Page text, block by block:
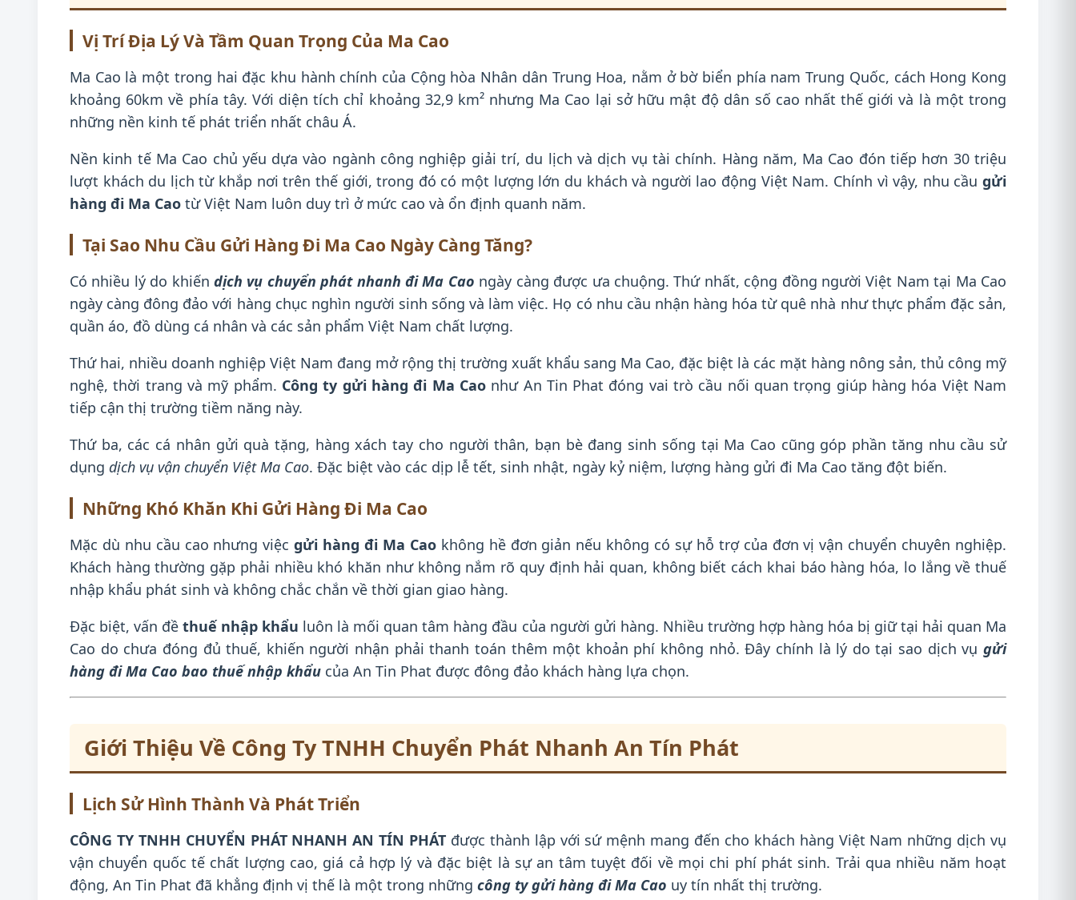
Vị Trí Địa Lý Và Tầm Quan Trọng Của Ma Cao
Ma Cao là một trong hai đặc khu hành chính của Cộng hòa Nhân dân Trung Hoa, nằm ở bờ biển phía nam Trung Quốc, cách Hong Kong
khoảng 60km về phía tây. Với diện tích chỉ khoảng 32,9 km² nhưng Ma Cao lại sở hữu mật độ dân số cao nhất thế giới và là một trong
những nền kinh tế phát triển nhất châu Á.
Nền kinh tế Ma Cao chủ yếu dựa vào ngành công nghiệp giải trí, du lịch và dịch vụ tài chính. Hàng năm, Ma Cao đón tiếp hơn 30 triệu
lượt khách du lịch từ khắp nơi trên thế giới, trong đó có một lượng lớn du khách và người lao động Việt Nam. Chính vì vậy, nhu cầu gửi
hàng đi Ma Cao từ Việt Nam luôn duy trì ở mức cao và ổn định quanh năm.
Tại Sao Nhu Cầu Gửi Hàng Đi Ma Cao Ngày Càng Tăng?
Có nhiều lý do khiếndịch vụ chuyển phát nhanh đi Ma Cao ngày càng được ưa chuộng. Thứ nhất, cộng đồng người Việt Nam tại Ma Cao
ngày càng đông đảo với hàng chục nghìn người sinh sống và làm việc. Họ có nhu cầu nhận hàng hóa từ quê nhà như thực phẩm đặc sản,
quần áo, đồ dùng cá nhân và các sản phẩm Việt Nam chất lượng.
Thứ hai, nhiều doanh nghiệp Việt Nam đang mở rộng thị trường xuất khẩu sang Ma Cao, đặc biệt là các mặt hàng nông sản, thủ công mỹ
nghệ, thời trang và mỹ phẩm. Công ty gửi hàng đi Ma Caonhư An Tin Phat đóng vai trò cầu nối quan trọng giúp hàng hóa Việt Nam
tiếp cận thị trường tiềm năng này.
Thứ ba, các cá nhân gửi quà tặng, hàng xách tay cho người thân, bạn bè đang sinh sống tại Ma Cao cũng góp phần tăng nhu cầu sử
dụng dịch vụ vận chuyển Việt Ma Cao. Đặc biệt vào các dịp lễ tết, sinh nhật, ngày kỷ niệm, lượng hàng gửi đi Ma Cao tăng đột biến.
Những Khó Khăn Khi Gửi Hàng Đi Ma Cao
Mặc dù nhu cầu cao nhưng việcgửi hàng đi Ma Caokhông hề đơn giản nếu không có sự hỗ trợ của đơn vị vận chuyển chuyên nghiệp.
Khách hàng thường gặp phải nhiều khó khăn như không nắm rõ quy định hải quan, không biết cách khai báo hàng hóa, lo lắng về thuế
nhập khẩu phát sinh và không chắc chắn về thời gian giao hàng.
Đặc biệt, vấn đềthuế nhập khẩu luôn là mối quan tâm hàng đầu của người gửi hàng. Nhiều trường hợp hàng hóa bị giữ tại hải quan Ma
Cao do chưa đóng đủ thuế, khiến người nhận phải thanh toán thêm một khoản phí không nhỏ. Đây chính là lý do tại sao dịch vụ gửi
hàng đi Ma Cao bao thuế nhập khẩu của An Tin Phat được đông đảo khách hàng lựa chọn.
Giới Thiệu Về Công Ty TNHH Chuyển Phát Nhanh An Tín Phát
Lịch Sử Hình Thành Và Phát Triển
CÔNG TY TNHH CHUYỂN PHÁT NHANH AN TÍN PHÁT được thành lập với sứ mệnh mang đến cho khách hàng Việt Nam những dịch vụ
vận chuyển quốc tế chất lượng cao, giá cả hợp lý và đặc biệt là sự an tâm tuyệt đối về mọi chi phí phát sinh. Trải qua nhiều năm hoạt
động, An Tin Phat đã khẳng định vị thế là một trong những công ty gửi hàng đi Ma Cao uy tín nhất thị trường.